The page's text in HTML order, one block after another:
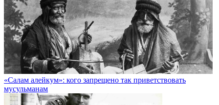
«Салам алейкум»: кого запрещено так приветствовать
мусульманам